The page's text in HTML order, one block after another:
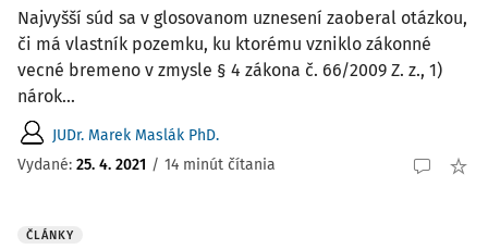
Najvyšší súd sa v glosovanom uznesení zaoberal otázkou,
či má vlastník pozemku, ku ktorému vzniklo zákonné
vecné bremeno v zmysle § 4 zákona č. 66/2009 Z. z., 1)
nárok...
JUDr. Marek Maslák PhD.
Vydané: 25. 4. 2021 / 14 minút čítania
ČLÁNKY